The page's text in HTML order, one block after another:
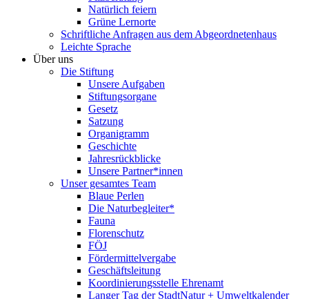
Natürlich feiern
Grüne Lernorte
Schriftliche Anfragen aus dem Abgeordnetenhaus
Leichte Sprache
Über uns
Die Stiftung
Unsere Aufgaben
Stiftungsorgane
Gesetz
Satzung
Organigramm
Geschichte
Jahresrückblicke
Unsere Partner*innen
Unser gesamtes Team
Blaue Perlen
Die Naturbegleiter*
Fauna
Florenschutz
FÖJ
Fördermittelvergabe
Geschäftsleitung
Koordinierungsstelle Ehrenamt
Langer Tag der StadtNatur + Umweltkalender